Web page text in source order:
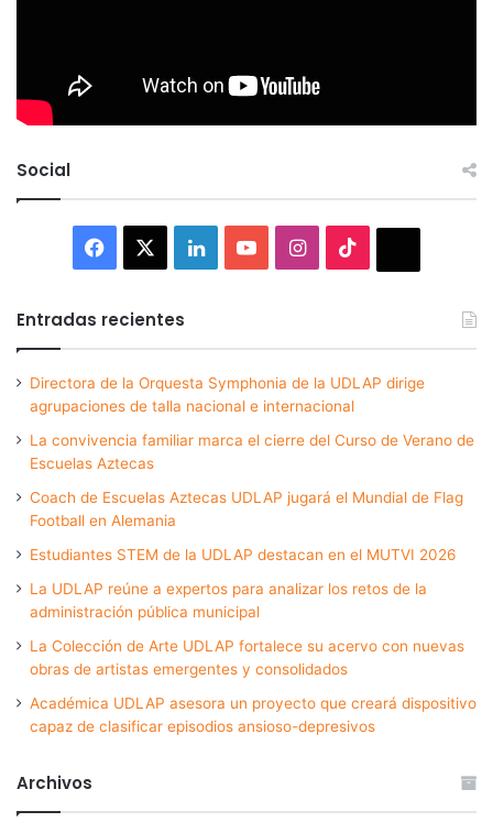
Social
Facebook LinkedInYouTubeInstagram
Entradas recientes
Directora de la Orquesta Symphonia de la UDLAP dirige
agrupaciones de talla nacional e internacional
La convivencia familiar marca el cierre del Curso de Verano de
Escuelas Aztecas
Coach de Escuelas Aztecas UDLAP jugará el Mundial de Flag
Football en Alemania
Estudiantes STEM de la UDLAP destacan en el MUTVI 2026
La UDLAP reúne a expertos para analizar los retos de la
administración pública municipal
La Colección de Arte UDLAP fortalece su acervo con nuevas
obras de artistas emergentes y consolidados
Académica UDLAP asesora un proyecto que creará dispositivo
capaz de clasificar episodios ansioso-depresivos
Archivos